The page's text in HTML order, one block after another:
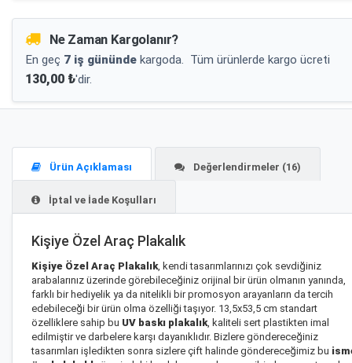
Ne Zaman Kargolanır?
En geç 7 iş gününde kargoda. Tüm ürünlerde kargo ücreti
130,00 ₺'dir.
Ürün Açıklaması Değerlendirmeler (16)
İptal ve İade Koşulları
Kişiye Özel Araç Plakalık
Kişiye Özel Araç Plakalık, kendi tasarımlarınızı çok sevdiğiniz
arabalarınız üzerinde görebileceğiniz orijinal bir ürün olmanın yanında,
farklı bir hediyelik ya da nitelikli bir promosyon arayanların da tercih
edebileceği bir ürün olma özelliği taşıyor. 13,5x53,5 cm standart
özelliklere sahip bu UV baskı plakalık, kaliteli sert plastikten imal
edilmiştir ve darbelere karşı dayanıklıdır. Bizlere göndereceğiniz
tasarımları işledikten sonra sizlere çift halinde göndereceğimiz bu